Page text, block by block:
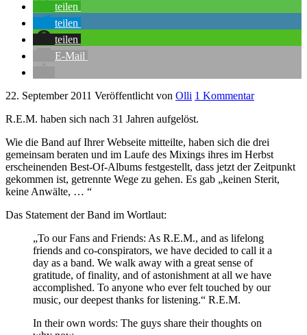
teilen
teilen
teilen
E-Mail
22. September 2011 Veröffentlicht von Olli 1 Kommentar
R.E.M. haben sich nach 31 Jahren aufgelöst.
Wie die Band auf Ihrer Webseite mitteilte, haben sich die drei
gemeinsam beraten und im Laufe des Mixings ihres im Herbst
erscheinenden Best-Of-Albums festgestellt, dass jetzt der Zeitpunkt
gekommen ist, getrennte Wege zu gehen. Es gab „keinen Sterit,
keine Anwälte, … “
Das Statement der Band im Wortlaut:
„To our Fans and Friends: As R.E.M., and as lifelong
friends and co-conspirators, we have decided to call it a
day as a band. We walk away with a great sense of
gratitude, of finality, and of astonishment at all we have
accomplished. To anyone who ever felt touched by our
music, our deepest thanks for listening.“ R.E.M.
In their own words: The guys share their thoughts on